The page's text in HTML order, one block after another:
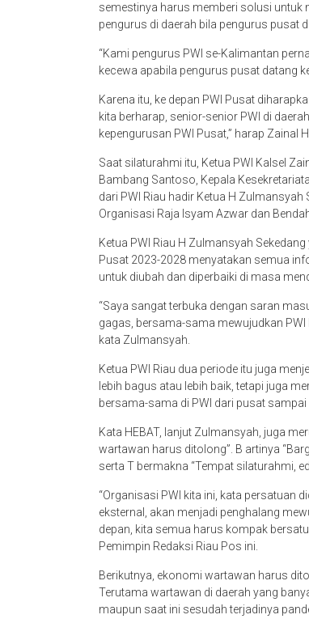
semestinya harus memberi solusi untuk
pengurus di daerah bila pengurus pusat
“Kami pengurus PWI se-Kalimantan
kecewa apabila pengurus pusat datang
Karena itu, ke depan PWI Pusat
kita berharap, senior-senior PWI di
kepengurusan PWI Pusat,” harap Zainal
Saat silaturahmi itu, Ketua PWI Kalsel
Bambang Santoso, Kepala
dari PWI Riau hadir Ketua H
Organisasi Raja Isyam Azwar dan
Ketua PWI Riau H Zulmansyah
Pusat 2023-2028 menyatakan semua
untuk diubah dan diperbaiki di masa
“Saya sangat terbuka dengan saran
gagas, bersama-sama mewujudkan PWI
kata Zulmansyah.
Ketua PWI Riau dua periode itu juga
lebih bagus atau lebih baik, tetapi juga
bersama-sama di PWI dari pusat sampai
Kata HEBAT, lanjut Zulmansyah, juga
wartawan harus ditolong”. B artinya
serta T bermakna “Tempat silaturahmi,
“Organisasi PWI kita ini, kata persatuan
eksternal, akan menjadi penghalang
depan, kita semua harus kompak
Pemimpin Redaksi Riau Pos ini.
Berikutnya, ekonomi wartawan harus
Terutama wartawan di daerah yang
maupun saat ini sesudah terjadinya